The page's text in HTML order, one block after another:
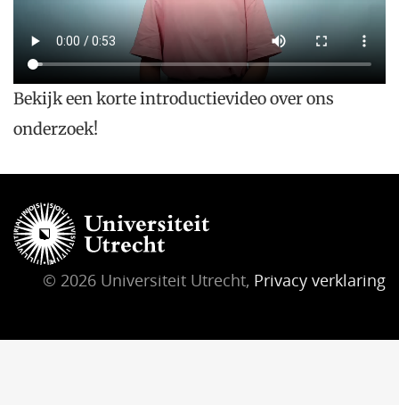
Bekijk een korte introductievideo over ons
onderzoek!
© 2026 Universiteit Utrecht, Privacy verklaring